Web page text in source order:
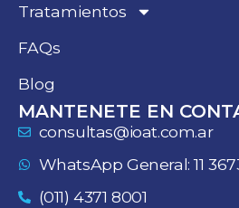
Tratamientos
FAQs
Blog
MANTENETE EN
consultas@ioat.com.ar
WhatsApp General: 11
(011) 4371 8001